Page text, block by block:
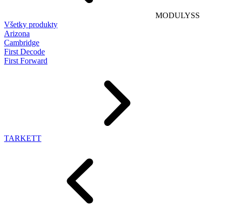
MODULYSS
Všetky produkty
Arizona
Cambridge
First Decode
First Forward
TARKETT